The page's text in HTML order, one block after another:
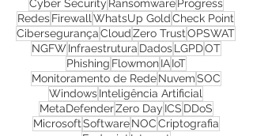
CyberSecurityTIHackersMalware
Cyber SecurityRansomwareProgress
RedesFirewallWhatsUp Gold Check Point
CibersegurançaCloudZero Trust
NGFWInfraestruturaDadosLGPDOT
PhishingFlowmonIAIoT
Monitoramento de RedeNuvemSOC
WindowsInteligência Artificial